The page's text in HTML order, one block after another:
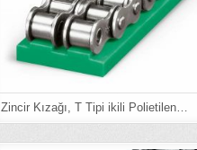
Zincir Kızağı, T Tipi ikili Polietilen…